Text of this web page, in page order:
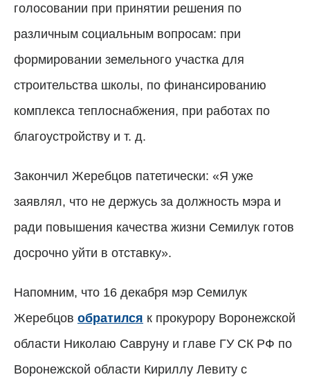
голосовании при принятии решения по
различным социальным вопросам: при
формировании земельного участка для
строительства школы, по финансированию
комплекса теплоснабжения, при работах по
благоустройству и т. д.
Закончил Жеребцов патетически: «Я уже
заявлял, что не держусь за должность мэра и
ради повышения качества жизни Семилук готов
досрочно уйти в отставку».
Напомним, что 16 декабря мэр Семилук
Жеребцов обратился к прокурору Воронежской
области Николаю Савруну и главе ГУ СК РФ по
Воронежской области Кириллу Левиту с